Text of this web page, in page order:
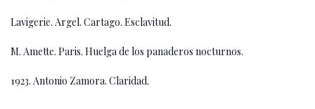
Lavigerie. Argel. Cartago. Esclavitud.
M. Amette. Paris. Huelga de los panaderos nocturnos.
1923. Antonio Zamora. Claridad.